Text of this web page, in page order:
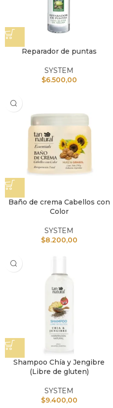
Reparador de puntas
SYSTEM
$6.500,00
Baño de crema Cabellos con
Color
SYSTEM
$8.200,00
Shampoo Chía y Jengibre
(Libre de gluten)
SYSTEM
$9.400,00